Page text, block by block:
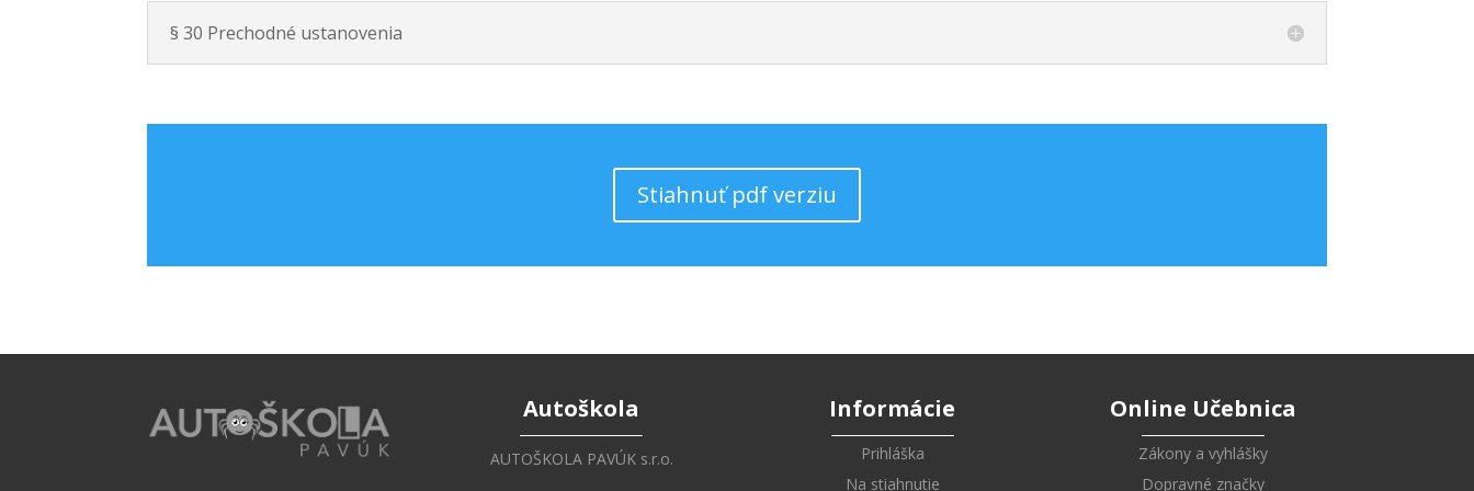
§ 30 Prechodné ustanovenia
Stiahnuť pdf verziu
Autoškola
AUTOŠKOLA PAVÚK s.r.o.
Informácie
Prihláška
Na stiahnutie
Online Učebnica
Zákony a vyhlášky
Dopravné značky